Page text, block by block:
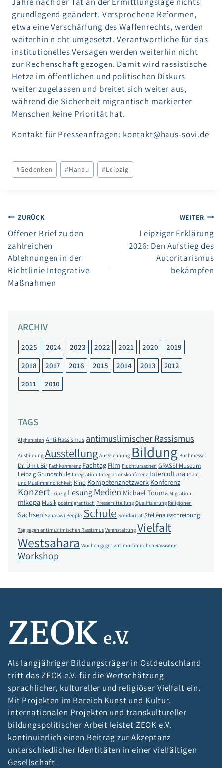
grundlegend geändert. Versprochene Reformen,
etwa eine Verschärfung des Waffenrechts, werden
weiterhin nicht umgesetzt. Verantwortliche für das
institutionelles Versagen werden weiterhin nicht
zur Rechenschaft gezogen. Damit wird rassistische
Hetze im öffentlichen und politischen Diskurs
weiter zugelassen und breitet sich weiter aus,
während die Sicherheit migrantisch markierter
Menschen keine Priorität hat.
Kontakt für Presseanfragen: kontakt@haus-sovi.de
Schlagworte:
#Gedenken #Hanau #Leipzig
Beitragsnavigation
ZURÜCK
Offener Brief zu den
zahlreichen
Ablehnungen in der
Richtlinie Integrative
Maßnahmen
WEITER
Leipziger Erklärung
2026: Den Aufstieg des
Autoritarismus
bekämpfen
ARCHIV
2025 2024 2023 2022 2021 2020
2019
2018
2017 2016 2015 2014 2013
2012
2011
2010
TAGS
Afghanistan Anti-Rassismus antimuslimischer Rassismus
Ausbildung Ausstellung Auszeichnung Bildung Buchmesse
Dr. Ümit Bir Fachkonferenz Fachtag Film Fluchtursachen GRASSI Museum
LeipzigGrundschule Integration Integrationskonferenz Intercultura Islam-
und Muslimfeindlichkeit Kino Kompetenznetzwerk Konferenz
Konzert Leipzig LesungMedien Michael Touma Migration
mikopa Musik postmigrantisch Pressemitteilung Qualifizierung Religionen
Sachsen Saharawi People Schule Solidarität Stellenausschreibung
Tag gegen antimuslimischen Rassismus Veranstaltung Vielfalt
Westsahara Wochen gegen antimuslimischen Rassismus
Workshop
Als langjähriger Bildungsträger in Ostdeutschland
tritt das ZEOK e.V. für die Wertschätzung
sprachlicher, kultureller und religiöser Vielfalt ein.
Mit Projekten im Bereich Kunst und Kultur,
internationalen Projekten und transkultureller
bildungspolitischer Arbeit leistet ZEOK e.V.
kontinuierlich einen Beitrag zur Akzeptanz
unterschiedlicher Identitäten in einer vielfältigen
Gesellschaft.